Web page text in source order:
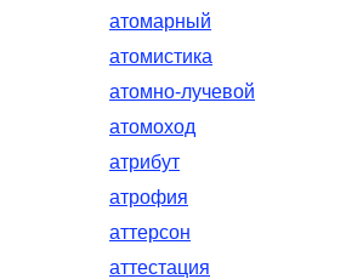
атомарный
атомистика
атомно-лучевой
атомоход
атрибут
атрофия
аттерсон
аттестация